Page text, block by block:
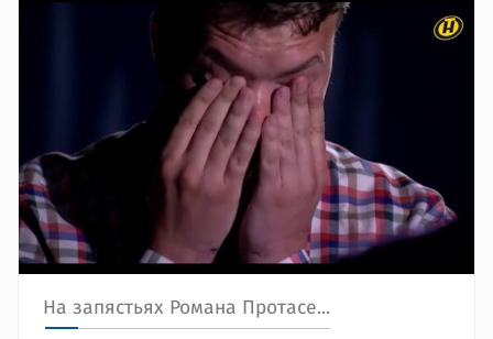
На запястьях Романа Протасе...